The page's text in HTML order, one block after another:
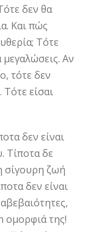
δεν θα
Και πώς
Τότε
Αν
τότε δεν
είσαι
δεν είναι
Τίποτα δε
σίγουρη ζωή
δεν είναι
ομορφιά της!